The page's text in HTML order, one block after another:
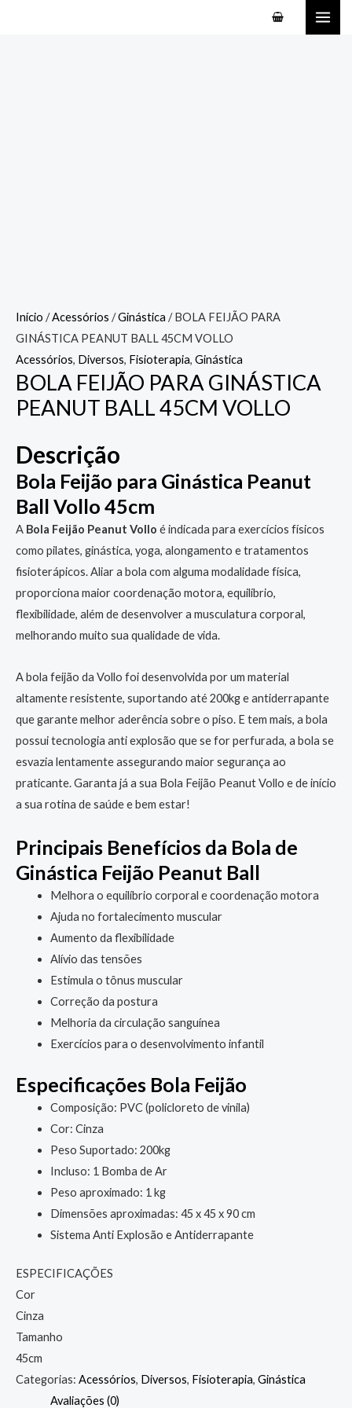
Início /Acessórios /Ginástica / BOLA FEIJÃO PARA
GINÁSTICA PEANUT BALL 45CM VOLLO
Acessórios, Diversos, Fisioterapia, Ginástica
BOLA FEIJÃO PARA GINÁSTICA
PEANUT BALL 45CM VOLLO
Descrição
Bola Feijão para Ginástica Peanut
Ball Vollo 45cm
A Bola Feijão Peanut Vollo é indicada para exercícios físicos
como pilates, ginástica, yoga, alongamento e tratamentos
fisioterápicos. Aliar a bola com alguma modalidade física,
proporciona maior coordenação motora, equilíbrio,
flexibilidade, além de desenvolver a musculatura corporal,
melhorando muito sua qualidade de vida.
A bola feijão da Vollo foi desenvolvida por um material
altamente resistente, suportando até 200kg e antiderrapante
que garante melhor aderência sobre o piso. E tem mais, a bola
possui tecnologia anti explosão que se for perfurada, a bola se
esvazia lentamente assegurando maior segurança ao
praticante. Garanta já a sua Bola Feijão Peanut Vollo e de início
a sua rotina de saúde e bem estar!
Principais Benefícios da Bola de
Ginástica Feijão Peanut Ball
Melhora o equilíbrio corporal e coordenação motora
Ajuda no fortalecimento muscular
Aumento da flexibilidade
Alívio das tensões
Estimula o tônus muscular
Correção da postura
Melhoria da circulação sanguínea
Exercícios para o desenvolvimento infantil
Especificações Bola Feijão
Composição: PVC (policloreto de vinila)
Cor: Cinza
Peso Suportado: 200kg
Incluso: 1 Bomba de Ar
Peso aproximado: 1 kg
Dimensões aproximadas: 45 x 45 x 90 cm
Sistema Anti Explosão e Antiderrapante
ESPECIFICAÇÕES
Cor
Cinza
Tamanho
45cm
Categorias: Acessórios, Diversos, Fisioterapia, Ginástica
Avaliações (0)